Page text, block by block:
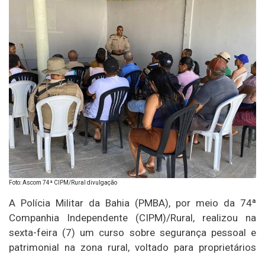
Foto: Ascom 74ª CIPM/Rural divulgação
A Polícia Militar da Bahia (PMBA), por meio da 74ª
Companhia Independente (CIPM)/Rural, realizou na
sexta-feira (7) um curso sobre segurança pessoal e
patrimonial na zona rural, voltado para proprietários